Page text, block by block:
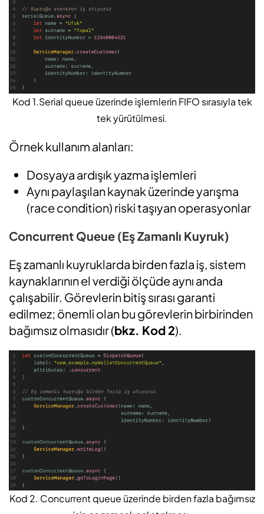
Kod 1.Serial queue üzerinde işlemlerin FIFO sırasıyla tek
tek yürütülmesi.
Örnek kullanım alanları:
Dosyaya ardışık yazma işlemleri
Aynı paylaşılan kaynak üzerinde yarışma
(race condition) riski taşıyan operasyonlar
Concurrent Queue (Eş Zamanlı Kuyruk)
Eş zamanlı kuyruklarda birden fazla iş, sistem
kaynaklarının el verdiği ölçüde aynı anda
çalışabilir. Görevlerin bitiş sırası garanti
edilmez; önemli olan bu görevlerin birbirinden
bağımsız olmasıdır (bkz. Kod 2).
Kod 2. Concurrent queue üzerinde birden fazla bağımsız